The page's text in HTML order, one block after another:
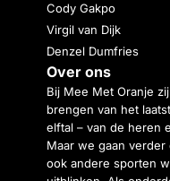
Cody Gakpo
Virgil van Dijk
Denzel Dumfries
Over ons
Bij Mee Met Oranje
brengen van het
elftal – van de heren
Maar we gaan
ook andere sporten